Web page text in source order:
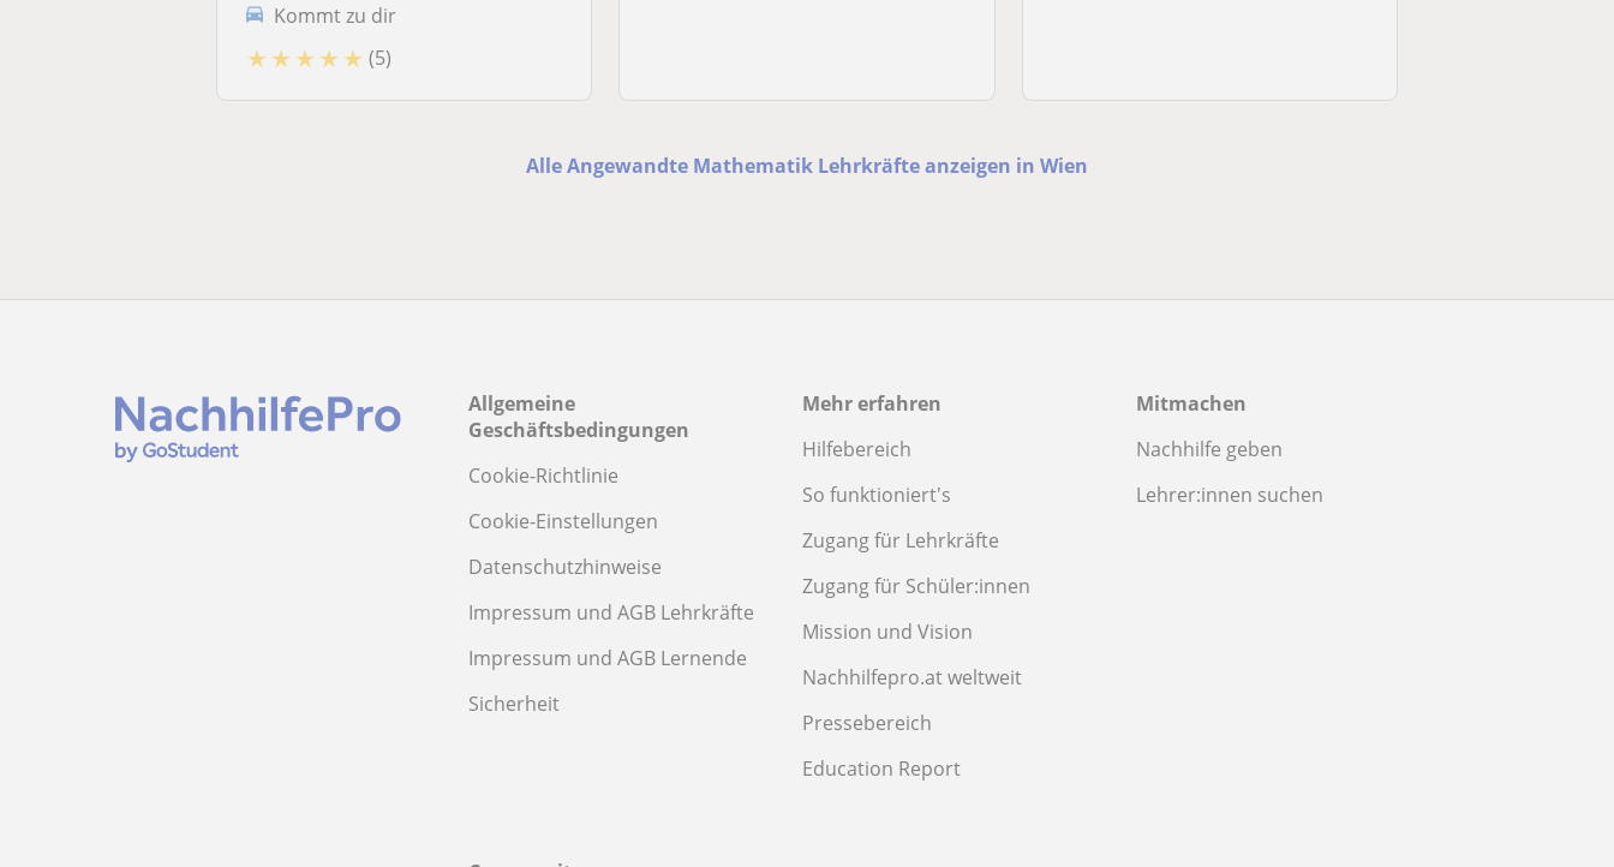
Kommt zu dir
★ ★ ★ ★ ★ (5)
Alle Angewandte Mathematik Lehrkräfte anzeigen in Wien
Allgemeine
Geschäftsbedingungen
Cookie-Richtlinie
Cookie-Einstellungen
Datenschutzhinweise
Impressum und AGB Lehrkräfte
Impressum und AGB Lernende
Sicherheit
Mehr erfahren
Hilfebereich
So funktioniert's
Zugang für Lehrkräfte
Zugang für Schüler:innen
Mission und Vision
Nachhilfepro.at weltweit
Pressebereich
Education Report
Mitmachen
Nachhilfe geben
Lehrer:innen suchen